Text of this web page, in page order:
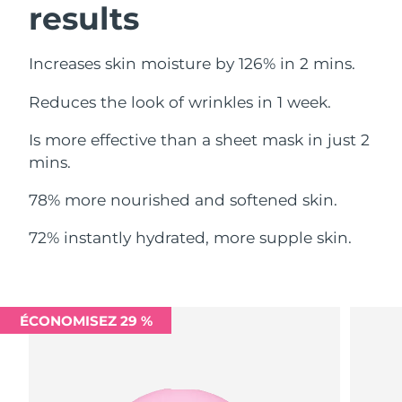
results
Increases skin moisture by 126% in 2 mins.
Reduces the look of wrinkles in 1 week.
Is more effective than a sheet mask in just 2
mins.
78% more nourished and softened skin.
72% instantly hydrated, more supple skin.
ÉCONOMISEZ 29 %
Porto Rico
Qatar Livraison estimée11/08/26
La Réunion Livraison estimée15/08/26
Russie